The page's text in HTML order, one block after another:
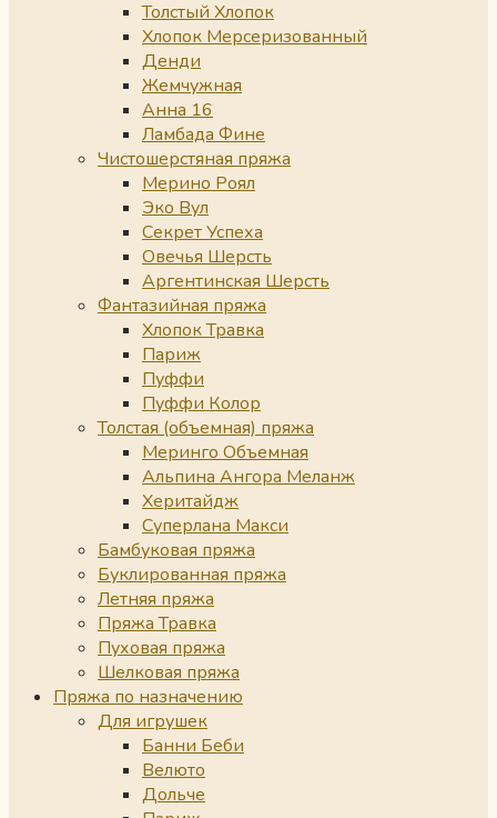
Толстый Хлопок
Хлопок Мерсеризованный
Денди
Жемчужная
Анна 16
Ламбада Фине
Чистошерстяная пряжа
Мерино Роял
Эко Вул
Секрет Успеха
Овечья Шерсть
Аргентинская Шерсть
Фантазийная пряжа
Хлопок Травка
Париж
Пуффи
Пуффи Колор
Толстая (объемная) пряжа
Меринго Объемная
Альпина Ангора Меланж
Херитайдж
Суперлана Макси
Бамбуковая пряжа
Буклированная пряжа
Летняя пряжа
Пряжа Травка
Пуховая пряжа
Шелковая пряжа
Пряжа по назначению
Для игрушек
Банни Беби
Велюто
Дольче